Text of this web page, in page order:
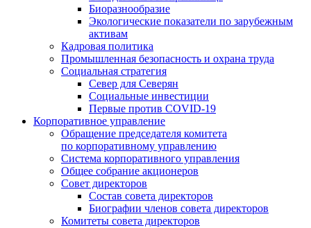
Биоразнообразие
Экологические показатели по зарубежным
активам
Кадровая политика
Промышленная безопасность и охрана труда
Социальная стратегия
Север для Северян
Социальные инвестиции
Первые против COVID‑19
Корпоративное управление
Обращение председателя комитета
по корпоративному управлению
Система корпоративного управления
Общее собрание акционеров
Совет директоров
Состав совета директоров
Биографии членов совета директоров
Комитеты совета директоров